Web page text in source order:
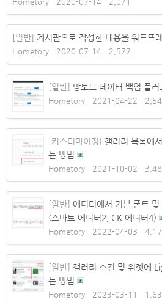
[일반] 게시판으로 작성한 내용을 워드프
Hometory 2020-07-14 2,577
[일반] 망보드 데이터 백업 플
Hometory 2021-04-22
[커스터마이징] 갤러리 목록에
는 방법
Hometory 2021-10-02
[일반] 에디터에서 기본 폰트
(스마트 에디터2, CK 에디터4)
Hometory 2022-04-03
[일반] 갤러리 스킨 및 위젯에
는 방법
Hometory 2023-03-11